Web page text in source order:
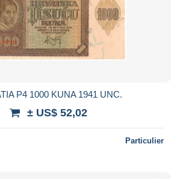
P4 1000 KUNA 1941 UNC.
± US$ 52,02
Particulier